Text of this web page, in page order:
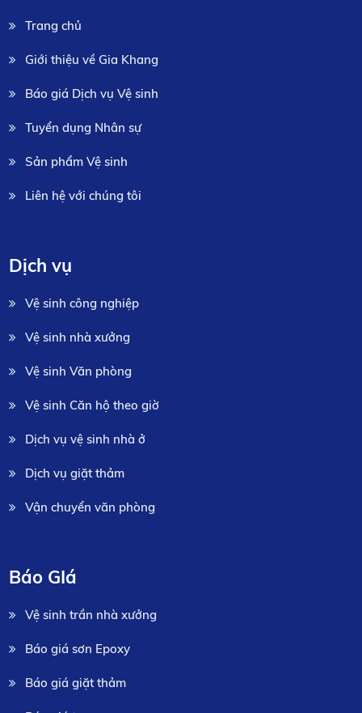
Trang chủ
Giới thiệu về Gia Khang
Báo giá Dịch vụ Vệ sinh
Tuyển dụng Nhân sự
Sản phẩm Vệ sinh
Liên hệ với chúng tôi
Dịch vụ
Vệ sinh công nghiệp
Vệ sinh nhà xưởng
Vệ sinh Văn phòng
Vệ sinh Căn hộ theo giờ
Dịch vụ vệ sinh nhà ở
Dịch vụ giặt thảm
Vận chuyển văn phòng
Báo GIá
Vệ sinh trần nhà xưởng
Báo giá sơn Epoxy
Báo giá giặt thảm